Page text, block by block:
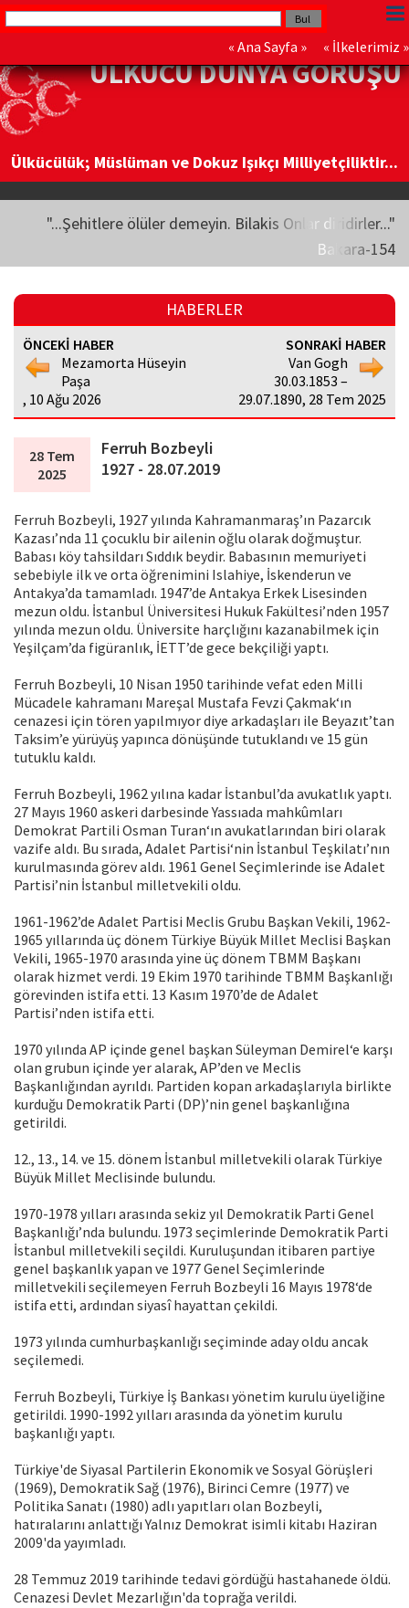
« Ana Sayfa » « İlkelerimiz »
ÜLKÜCÜ DÜNYA GÖRÜŞÜ
Ülkücülük; Müslüman ve Dokuz Işıkçı Milliyetçiliktir...
"...Şehitlere ölüler demeyin. Bilakis Onlar diridirler..."
Bakara-154
HABERLER
ÖNCEKİ HABER
Mezamorta Hüseyin
Paşa
, 10 Ağu 2026
SONRAKİ HABER
Van Gogh
30.03.1853 –
29.07.1890, 28 Tem 2025
28 Tem
2025
Ferruh Bozbeyli
1927 - 28.07.2019
Ferruh Bozbeyli, 1927 yılında Kahramanmaraş’ın Pazarcık
Kazası’nda 11 çocuklu bir ailenin oğlu olarak doğmuştur.
Babası köy tahsildarı Sıddık beydir. Babasının memuriyeti
sebebiyle ilk ve orta öğrenimini Islahiye, İskenderun ve
Antakya’da tamamladı. 1947’de Antakya Erkek Lisesinden
mezun oldu. İstanbul Üniversitesi Hukuk Fakültesi’nden 1957
yılında mezun oldu. Üniversite harçlığını kazanabilmek için
Yeşilçam’da figüranlık, İETT’de gece bekçiliği yaptı.
Ferruh Bozbeyli, 10 Nisan 1950 tarihinde vefat eden Milli
Mücadele kahramanı Mareşal Mustafa Fevzi Çakmak‘ın
cenazesi için tören yapılmıyor diye arkadaşları ile Beyazıt’tan
Taksim’e yürüyüş yapınca dönüşünde tutuklandı ve 15 gün
tutuklu kaldı.
Ferruh Bozbeyli, 1962 yılına kadar İstanbul’da avukatlık yaptı.
27 Mayıs 1960 askeri darbesinde Yassıada mahkûmları
Demokrat Partili Osman Turan‘ın avukatlarından biri olarak
vazife aldı. Bu sırada, Adalet Partisi‘nin İstanbul Teşkilatı’nın
kurulmasında görev aldı. 1961 Genel Seçimlerinde ise Adalet
Partisi’nin İstanbul milletvekili oldu.
1961-1962’de Adalet Partisi Meclis Grubu Başkan Vekili, 1962-
1965 yıllarında üç dönem Türkiye Büyük Millet Meclisi Başkan
Vekili, 1965-1970 arasında yine üç dönem TBMM Başkanı
olarak hizmet verdi. 19 Ekim 1970 tarihinde TBMM Başkanlığı
görevinden istifa etti. 13 Kasım 1970’de de Adalet
Partisi’nden istifa etti.
1970 yılında AP içinde genel başkan Süleyman Demirel‘e karşı
olan grubun içinde yer alarak, AP’den ve Meclis
Başkanlığından ayrıldı. Partiden kopan arkadaşlarıyla birlikte
kurduğu Demokratik Parti (DP)’nin genel başkanlığına
getirildi.
12., 13., 14. ve 15. dönem İstanbul milletvekili olarak Türkiye
Büyük Millet Meclisinde bulundu.
1970-1978 yılları arasında sekiz yıl Demokratik Parti Genel
Başkanlığı’nda bulundu. 1973 seçimlerinde Demokratik Parti
İstanbul milletvekili seçildi. Kuruluşundan itibaren partiye
genel başkanlık yapan ve 1977 Genel Seçimlerinde
milletvekili seçilemeyen Ferruh Bozbeyli 16 Mayıs 1978‘de
istifa etti, ardından siyasî hayattan çekildi.
1973 yılında cumhurbaşkanlığı seçiminde aday oldu ancak
seçilemedi.
Ferruh Bozbeyli, Türkiye İş Bankası yönetim kurulu üyeliğine
getirildi. 1990-1992 yılları arasında da yönetim kurulu
başkanlığı yaptı.
Türkiye'de Siyasal Partilerin Ekonomik ve Sosyal Görüşleri
(1969), Demokratik Sağ (1976), Birinci Cemre (1977) ve
Politika Sanatı (1980) adlı yapıtları olan Bozbeyli,
hatıralarını anlattığı Yalnız Demokrat isimli kitabı Haziran
2009'da yayımladı.
28 Temmuz 2019 tarihinde tedavi gördüğü hastahanede öldü.
Cenazesi Devlet Mezarlığın'da toprağa verildi.